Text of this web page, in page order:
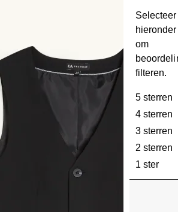
Selecteer
om
filteren.
5 sterren
4 sterren
3 sterren
2 sterren
1 ster